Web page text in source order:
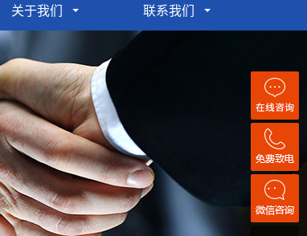
关于我们 联系我们